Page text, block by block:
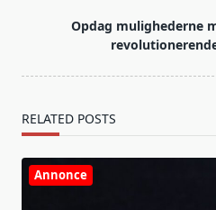
text">Page</span>
Opdag mulighederne
RELATED POSTS
Annonce